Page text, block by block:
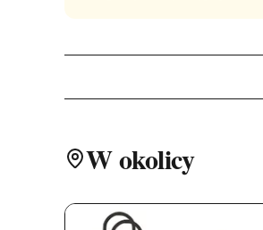
W okolicy